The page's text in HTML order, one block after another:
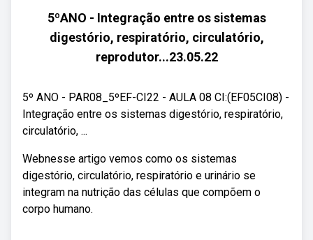
5ºANO - Integração entre os sistemas
digestório, respiratório, circulatório,
reprodutor...23.05.22
5º ANO - PAR08_5ºEF-CI22 - AULA 08 CI:(EF05CI08) -
Integração entre os sistemas digestório, respiratório,
circulatório, ...
Webnesse artigo vemos como os sistemas
digestório, circulatório, respiratório e urinário se
integram na nutrição das células que compõem o
corpo humano.